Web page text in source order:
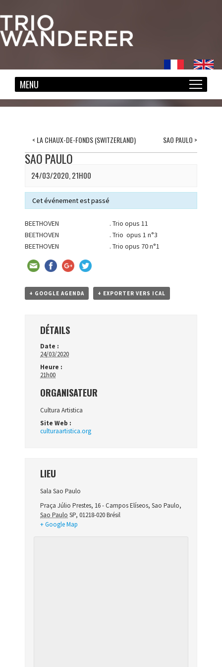
< LA CHAUX-DE-FONDS (SWITZERLAND) SAO PAULO >
SAO PAULO
24/03/2020, 21H00
Cet événement est passé
BEETHOVEN . Trio opus 11
BEETHOVEN . Trio opus 1 n°3
BEETHOVEN . Trio opus 70 n°1
+ GOOGLE AGENDA + EXPORTER VERS ICAL
DÉTAILS
Date :
24/03/2020
Heure :
21h00
ORGANISATEUR
Cultura Artistica
Site Web :
culturaartistica.org
LIEU
Sala Sao Paulo
Praça Júlio Prestes, 16 - Campos Elíseos, Sao Paulo,
Sao Paulo SP, 01218-020Brésil
+ Google Map